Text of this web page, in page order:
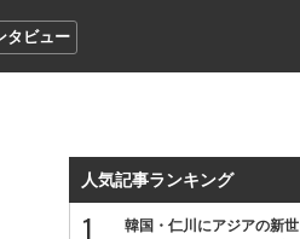
タビュー
人気記事ランキング
韓国・仁川にアジアの新世